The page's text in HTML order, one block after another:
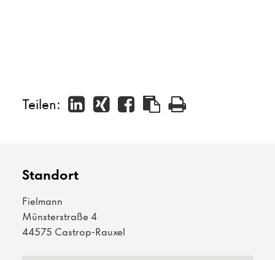
Teilen:
Standort
Fielmann
Münsterstraße 4
44575 Castrop-Rauxel